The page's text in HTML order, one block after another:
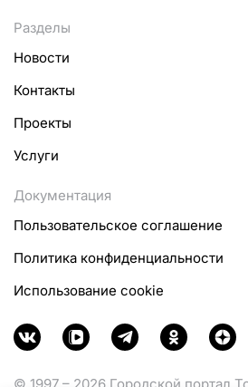
Разделы
Новости
Контакты
Проекты
Услуги
Документация
Пользовательское соглашение
Политика конфиденциальности
Использование cookie